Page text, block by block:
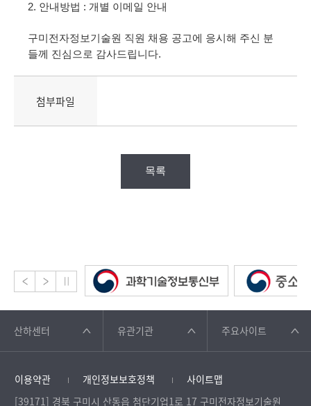
2. 안내방법 : 개별 이메일 안내
구미전자정보기술원 직원 채용 공고에 응시해 주신 분
들께 진심으로 감사드립니다.
첨부파일
목록
산하센터 유관기관 주요사이트
이용약관 개인정보보호정책
사이트맵
[39171] 경북 구미시 산동읍 첨단기업1로 17 구미전자정보기술원